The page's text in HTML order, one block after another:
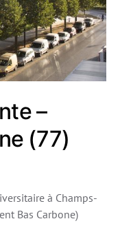
–
(77)
à Champs-
Bas Carbone)